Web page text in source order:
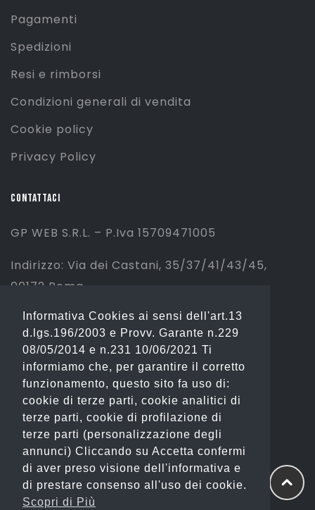
Pagamenti
Spedizioni
Resi e rimborsi
Condizioni generali di vendita
Cookie policy
Privacy Policy
CONTATTACI
GP WEB S.R.L. – P.Iva 15709471005
Indirizzo: Via dei Castani, 35/37/41/43/45,
00172 Roma
Tel: 06 2310844 (Sport) – 06 23234353
(Fashion)
Email: info@gianostore.com
ORARI
Dal Lunedì al Venerdì 09:00-20:00.
Sabato 09:00-13:00 e 16:00-20:00.
Domenica Chiuso
Informativa Cookies ai sensi dell'art.13
d.lgs.196/2003 e Provv. Garante n.229
08/05/2014 e n.231 10/06/2021 Ti
informiamo che, per garantire il corretto
funzionamento, questo sito fa uso di:
cookie di terze parti, cookie analitici di
terze parti, cookie di profilazione di
terze parti (personalizzazione degli
annunci) Cliccando su Accetta confermi
di aver preso visione dell'informativa e
di prestare consenso all'uso dei cookie.
Scopri di Più